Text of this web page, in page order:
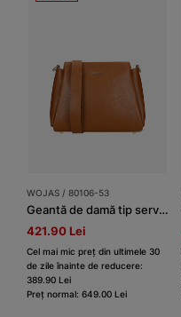
WOJAS / 80106-53
Geantă de damă tip servietă, din piele maro deschis
421.90 Lei
Cel mai mic preț din ultimele 30
de zile înainte de reducere:
389.90 Lei
Preț normal: 649.00 Lei